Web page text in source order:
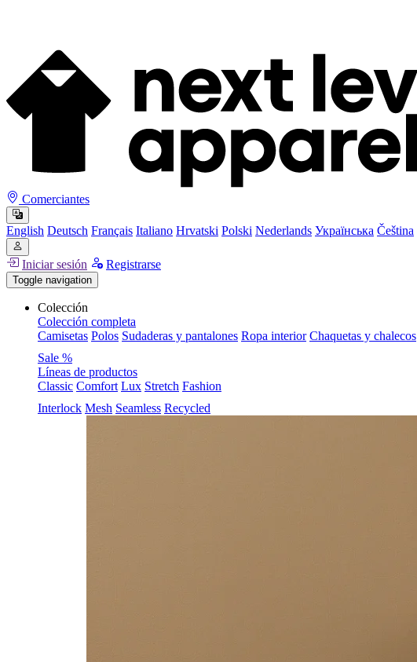
Comerciantes
English Deutsch Français Italiano Hrvatski Polski Nederlands Українська Čeština
Iniciar sesión Registrarse
Toggle navigation
Colección
Colección completa
Camisetas Polos Sudaderas y pantalones Ropa interior Chaquetas y chalecos
Sale %
Líneas de productos
Classic Comfort Lux Stretch Fashion
Interlock Mesh Seamless Recycled